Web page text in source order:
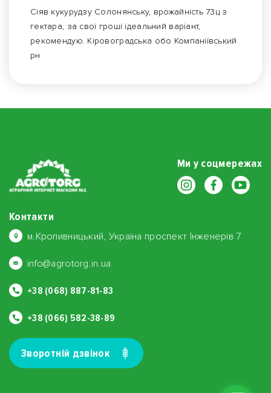
Сіяв кукурудзу Солонянську, врожайність 73ц з
гектара, за свої гроші ідеальний варіант,
рекомендую. Кіровоградська обо Компаніївський
рн
Ми у соцмережах
Контакти
м.Кропивницький, Україна проспект Інженерів 7
info@agrotorg.in.ua
+38 (068) 887-81-83
+38 (066) 582-38-89
Зворотнiй дзвiнок